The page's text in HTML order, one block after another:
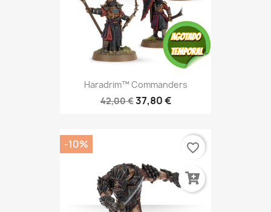
Haradrim™ Commanders
42,00 €37,80 €
-10% favorite_border